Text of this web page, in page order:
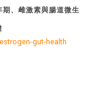
、雌激素與腸道微生
gut-health